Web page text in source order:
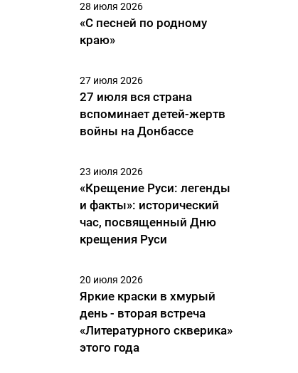
28 июля 2026
«С песней по родному
краю»
27 июля 2026
27 июля вся страна
вспоминает детей-жертв
войны на Донбассе
23 июля 2026
«Крещение Руси: легенды
и факты»: исторический
час, посвященный Дню
крещения Руси
20 июля 2026
Яркие краски в хмурый
день - вторая встреча
«Литературного скверика»
этого года